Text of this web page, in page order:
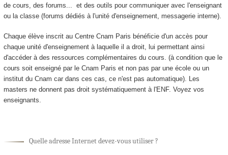
de cours, des forums... et des outils pour communiquer avec l'enseignant
ou la classe (forums dédiés à l'unité d'enseignement, messagerie interne).
Chaque élève inscrit au Centre Cnam Paris bénéficie d'un accès pour
chaque unité d'enseignementà laquelle il a droit, lui permettant ainsi
d'accéder à des ressources complémentaires du cours. (à condition que le
cours soit enseigné par le Cnam Paris et non pas par une école ou un
institut du Cnam car dans ces cas, ce n'est pas automatique). Les
masters ne donnent pas droit systématiquement à l'ENF. Voyez vos
enseignants.
Quelle adresse Internet devez-vous utiliser ?